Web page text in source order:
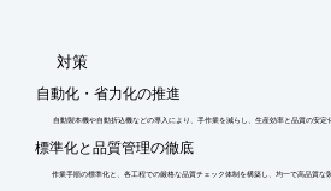
​対策
自動化・省力化の推進
自動製本機や自動折込機などの導入により、手作業を減らし、生産効率と品質の安定
標準化と品質管理の徹底
作業手順の標準化と、各工程での厳格な品質チェック体制を構築し、均一で高品質な